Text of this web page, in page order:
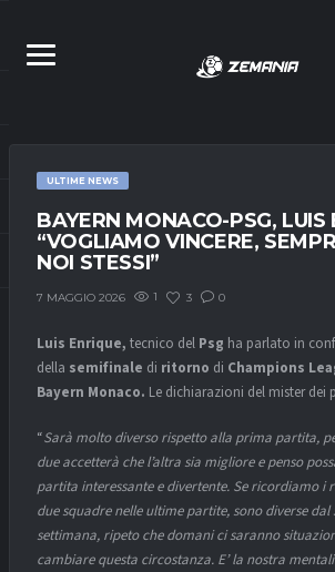
ULTIME NEWS
BAYERN MONACO-PSG, LUIS
“VOGLIAMO VINCERE,
NOI STESSI”
7 MAGGIO 2026 1 3 0
Luis Enrique, tecnico del Psg ha parlato in
della semifinale di ritorno di Champions
Bayern Monaco. Le dichiarazioni del mister dei
“Sarà molto diverso rispetto alla prima partita,
due accetterà che l’altra sia migliore e penso
partita interessante e divertente. Se ricordiamo i
due squadre nelle ultime partite, sono diverse dal
settimana, ripeto che domani ci saranno
cambiare questa circostanza. E’ la nostra